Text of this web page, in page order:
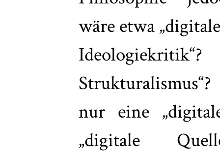
wäre etwa
nur eine
„digitale